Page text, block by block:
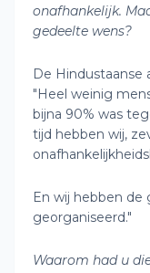
onafhankelijk.
gedeelte wens?
De Hindustaanse
"Heel weinig
bijna 90% was
tijd hebben wij,
En wij hebben
georganiseerd."
Waarom had u